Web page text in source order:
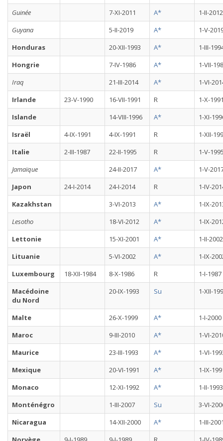
Guinée
7-XI-2011 A*
1-II-2012
Guyana
5-II-2019 A*
1-V-
Honduras
20-XII-1993 A*
1-III-
Hongrie
7-IV-1986 A*
1-VII-
Iraq
21-III-2014 A*
1-VI-
Irlande
23-V-1990 16-VII-1991 R
1-X-
Islande
14-VIII-1996 A*
1-XI-
Israël
4-IX-1991 4-IX-1991 R
1-XII-
Italie
2-III-1987 22-II-1995 R
1-V-
Jamaïque
24-II-2017 A*
1-V-
Japon
24-I-2014 24-I-2014 R
1-IV-
Kazakhstan
3-VI-2013 A*
1-IX-
Lesotho
18-VI-2012 A*
1-IX-
Lettonie
15-XI-2001 A*
1-II-2002
Lituanie
5-VI-2002 A*
1-IX-
Luxembourg
18-XII-1984 8-X-1986 R
1-I-1987
Macédoine
du Nord
20-IX-1993 Su 1-XII-
Malte 26-X-1999 A*
1-I-2000
Maroc
9-III-2010 A*
1-VI-
Maurice
23-III-1993 A*
1-VI-
Mexique
20-VI-1991 A*
1-IX-
Monaco
12-XI-1992 A*
1-II-1993
Monténégro
1-III-2007 Su
3-VI-
Nicaragua
14-XII-2000 A*
1-III-